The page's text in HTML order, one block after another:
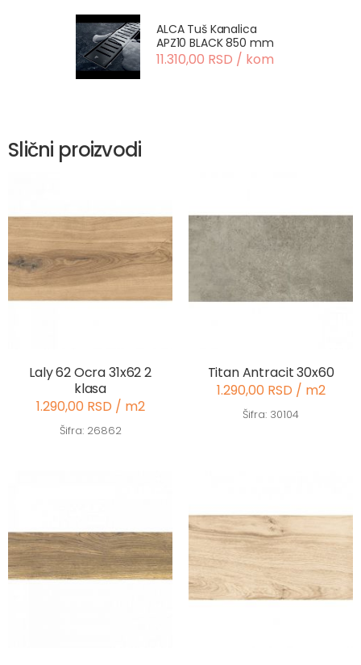
ALCA Tuš Kanalica
APZ10 BLACK 850 mm
11.310,00 RSD / kom
Slični proizvodi
Laly 62 Ocra 31x62 2
klasa
1.290,00 RSD / m2
Šifra: 26862
Titan Antracit 30x60
1.290,00 RSD / m2
Šifra: 30104